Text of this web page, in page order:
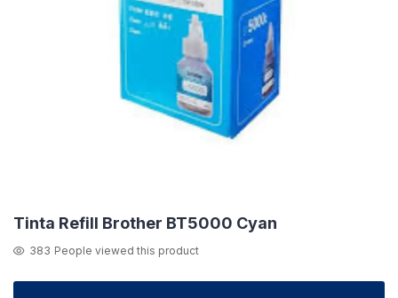
Tinta Refill Brother BT5000 Cyan
383 People viewed this product